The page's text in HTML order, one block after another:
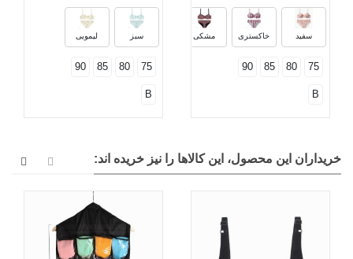
سفید خاکستری مشکی
75
80
85
90
B
سبز لیمویی
75
80
85
90
B
خریداران این محصول، این کالاها را نیز خریده اند: